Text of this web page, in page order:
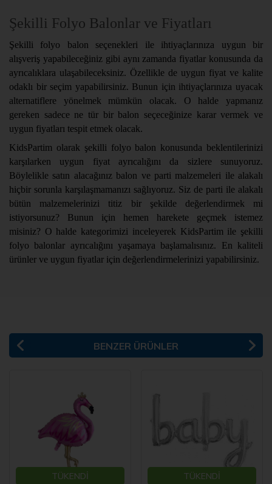
Şekilli Folyo Balonlar ve Fiyatları
Şekilli folyo balon seçenekleri ile ihtiyaçlarınıza uygun bir
alışveriş yapabileceğiniz gibi aynı zamanda fiyatlar konusunda da
ayrıcalıklara ulaşabileceksiniz. Özellikle de uygun fiyat ve kalite
odaklı bir seçim yapabilirsiniz. Bunun için ihtiyaçlarınıza uyacak
alternatiflere yönelmek mümkün olacak. O halde yapmanız
gereken sadece ne tür bir balon seçeceğinize karar vermek ve
uygun fiyatları tespit etmek olacak.
KidsPartim olarak şekilli folyo balon konusunda beklentilerinizi
karşılarken uygun fiyat ayrıcalığını da sizlere sunuyoruz.
Böylelikle satın alacağınız balon ve parti malzemeleri ile alakalı
hiçbir sorunla karşılaşmamanızı sağlıyoruz. Siz de parti ile alakalı
bütün malzemelerinizi titiz bir şekilde değerlendirmek mi
istiyorsunuz? Bunun için hemen harekete geçmek istemez
misiniz? O halde kategorimizi inceleyerek KidsPartim ile şekilli
folyo balonlar ayrıcalığını yaşamaya başlamalısınız. En kaliteli
ürünler ve uygun fiyatlar için değerlendirmelerinizi yapabilirsiniz.
BENZER ÜRÜNLER
TÜKENDİ TÜKENDİ